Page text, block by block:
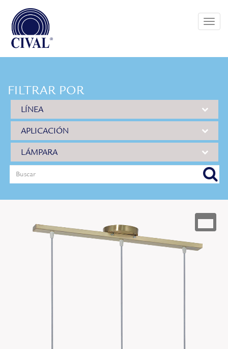
Toggle
FILTRAR POR
LÍNEA
APLICACIÓN
LÁMPARA